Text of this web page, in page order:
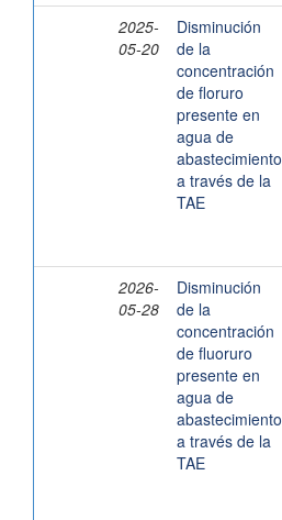
2025-
05-20
Disminución
de la
concentración
de floruro
presente en
agua de
abastecimiento
a través de la
TAE
2026-
05-28
Disminución
de la
concentración
de fluoruro
presente en
agua de
abastecimiento
a través de la
TAE